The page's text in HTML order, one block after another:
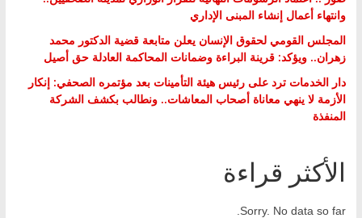
وانتهاء أعمال إنشاء المبنى الإداري
المجلس القومي لحقوق الإنسان يعلن متابعة قضية الدكتور محمد
زهران.. ويؤكد: قرينة البراءة وضمانات المحاكمة العادلة حق أصيل
دار الخدمات ترد على رئيس هيئة التأمينات بعد مؤتمره الصحفي: إنكار
الأزمة لا ينهي معاناة أصحاب المعاشات.. ونطالب بكشف الشركة
المنفذة
الأكثر قراءة
Sorry. No data so far.